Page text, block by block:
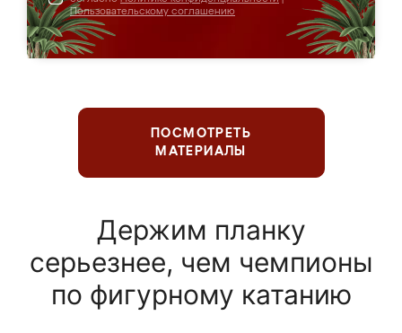
Пользовательскому соглашению
ПОСМОТРЕТЬ
МАТЕРИАЛЫ
Держим планку
серьезнее, чем чемпионы
по фигурному катанию